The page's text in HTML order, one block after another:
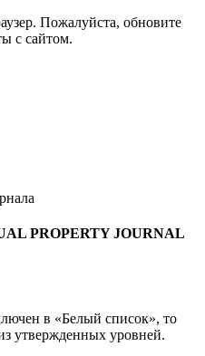
Пожалуйста, обновите
с сайтом.
PROPERTY JOURNAL
в «Белый список», то
утвержденных уровней.